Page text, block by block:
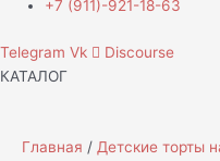
+7 (911)-921-18-63
Telegram Vk
Discourse
КАТАЛОГ
Главная / Детские торты